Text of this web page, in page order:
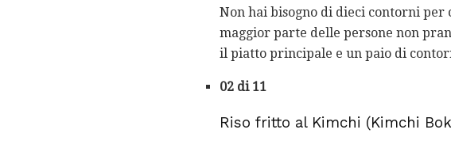
Non hai bisogno di dieci contorni per
maggior parte delle persone non
il piatto principale e un paio di
02 di 11
Riso fritto al Kimchi (Kimchi